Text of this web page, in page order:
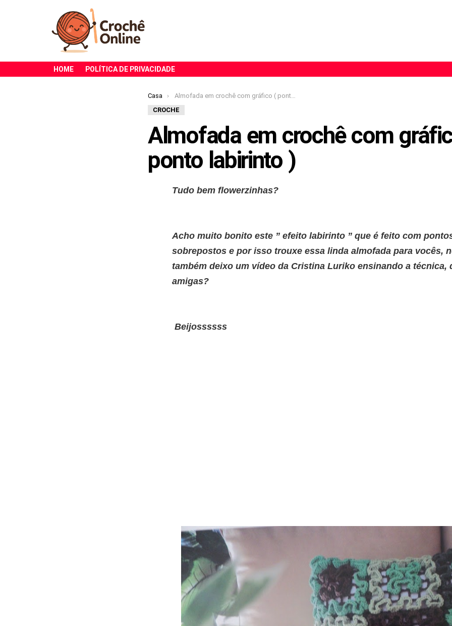
HOME POLÍTICA DE PRIVACIDADE
Você está aqui:
Casa
Almofada em crochê com gráfico ( ponto labirinto )
CROCHE
Almofada em crochê com
ponto labirinto )
Tudo bem flowerzinhas?
Acho muito bonito este ” efeito labirinto ” que é feito com
sobrepostos e por isso trouxe essa linda almofada para vocês,
também deixo um vídeo da Cristina Luriko ensinando a técnica,
amigas?
Beijossssss